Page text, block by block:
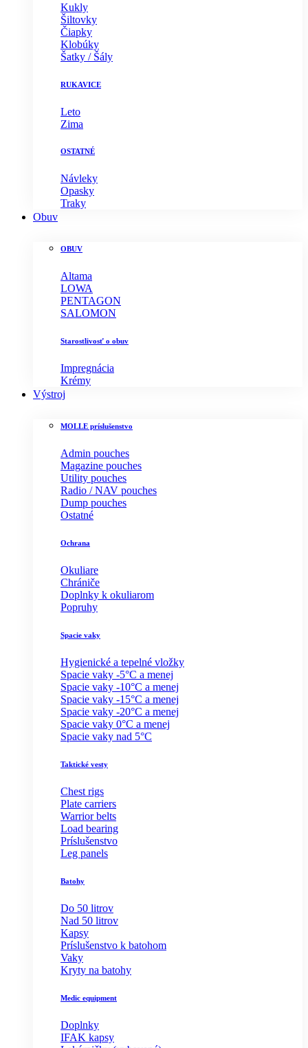
Kukly
Šiltovky
Čiapky
Klobúky
Šatky / Šály
RUKAVICE
Leto
Zima
OSTATNÉ
Návleky
Opasky
Traky
Obuv
OBUV
Altama
LOWA
PENTAGON
SALOMON
Starostlivosť o obuv
Impregnácia
Krémy
Výstroj
MOLLE príslušenstvo
Admin pouches
Magazine pouches
Utility pouches
Radio / NAV pouches
Dump pouches
Ostatné
Ochrana
Okuliare
Chrániče
Doplnky k okuliarom
Popruhy
Spacie vaky
Hygienické a tepelné vložky
Spacie vaky -5°C a menej
Spacie vaky -10°C a menej
Spacie vaky -15°C a menej
Spacie vaky -20°C a menej
Spacie vaky 0°C a menej
Spacie vaky nad 5°C
Taktické vesty
Chest rigs
Plate carriers
Warrior belts
Load bearing
Príslušenstvo
Leg panels
Batohy
Do 50 litrov
Nad 50 litrov
Kapsy
Príslušenstvo k batohom
Vaky
Kryty na batohy
Medic equipment
Doplnky
IFAK kapsy